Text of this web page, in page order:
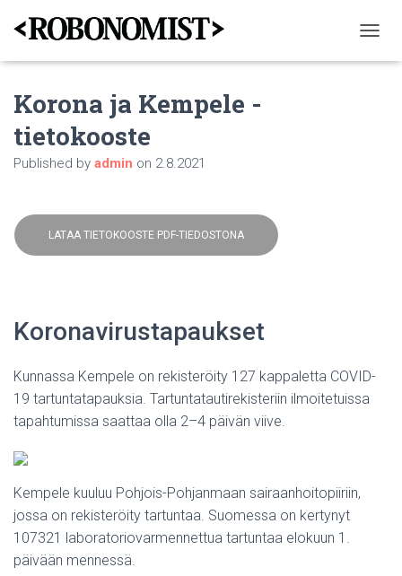
O
Korona ja Kempele -
tietokooste
Published by admin on 2.8.2021
LATAA TIETOKOOSTE PDF-TIEDOSTONA
Koronavirustapaukset
Kunnassa Kempele on rekisteröity 127 kappaletta COVID-
19 tartuntatapauksia. Tartuntatautirekisteriin ilmoitetuissa
tapahtumissa saattaa olla 2–4 päivän viive.
Kempele kuuluu Pohjois-Pohjanmaan sairaanhoitopiiriin,
jossa on rekisteröity tartuntaa. Suomessa on kertynyt
107321 laboratoriovarmennettua tartuntaa elokuun 1.
päivään mennessä.